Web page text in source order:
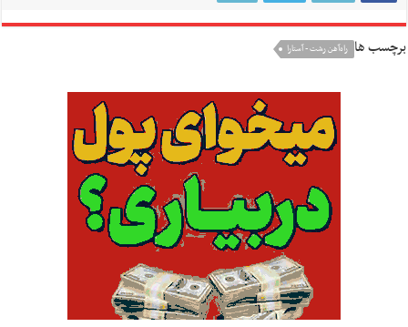
برچسب ها راه‌آهن رشت - آستارا